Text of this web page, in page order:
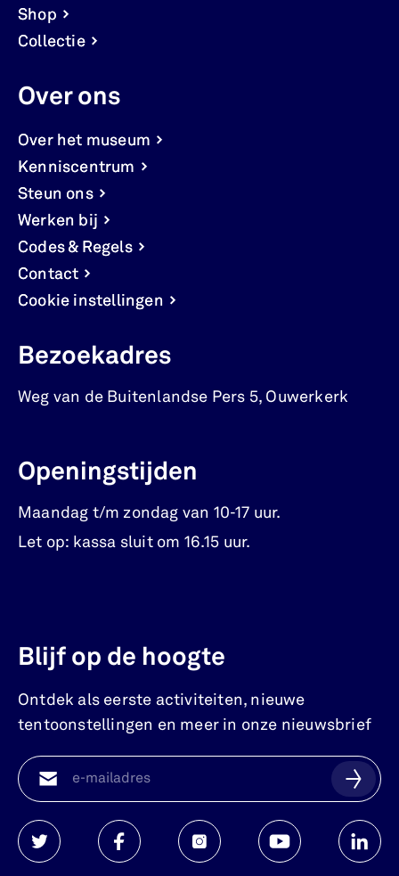
Shop
Collectie
Over ons
Over het museum
Kenniscentrum
Steun ons
Werken bij
Codes & Regels
Contact
Cookie instellingen
Bezoekadres
Weg van de Buitenlandse Pers 5, Ouwerkerk
Openingstijden
Maandag t/m zondag van 10-17 uur.
Let op: kassa sluit om 16.15 uur.
Blijf op de hoogte
Ontdek als eerste activiteiten, nieuwe
tentoonstellingen en meer in onze nieuwsbrief